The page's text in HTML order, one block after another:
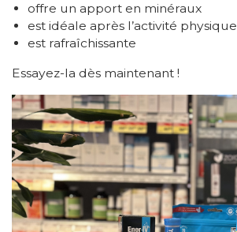
offre un apport en minéraux
est idéale après l’activité physique
est rafraîchissante
Essayez-la dès maintenant !